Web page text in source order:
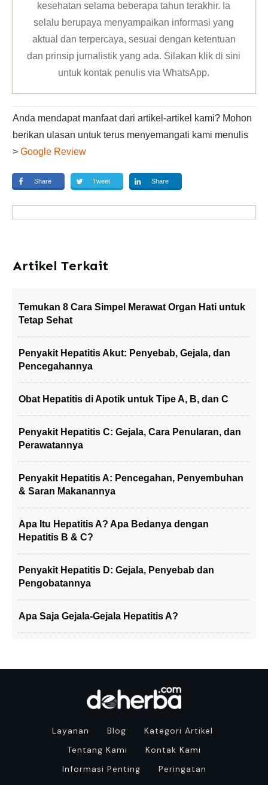
kesehatan selama beberapa tahun terakhir. Ia
selalu berupaya menyampaikan informasi yang
aktual dan terpercaya, sesuai dengan ketentuan
dan prinsip jurnalistik yang ada. Silakan klikdi sini
untuk kontak penulis via WhatsApp.
Anda mendapat manfaat dari artikel-artikel kami? Mohon
berikan ulasan untuk terus menyemangati kami menulis
> Google Review
Share Tweet Share
Artikel Terkait
Temukan 8 Cara Simpel Merawat Organ Hati untuk
Tetap Sehat
Penyakit Hepatitis Akut: Penyebab, Gejala, dan
Pencegahannya
Obat Hepatitis di Apotik untuk Tipe A, B, dan C
Penyakit Hepatitis C: Gejala, Cara Penularan, dan
Perawatannya
Penyakit Hepatitis A: Pencegahan, Penyembuhan
& Saran Makanannya
Apa Itu Hepatitis A? Apa Bedanya dengan
Hepatitis B & C?
Penyakit Hepatitis D: Gejala, Penyebab dan
Pengobatannya
Apa Saja Gejala-Gejala Hepatitis A?
Layanan Blog
Kategori Artikel
Tentang Kami
Kontak Kami
Informasi Penting
Peringatan